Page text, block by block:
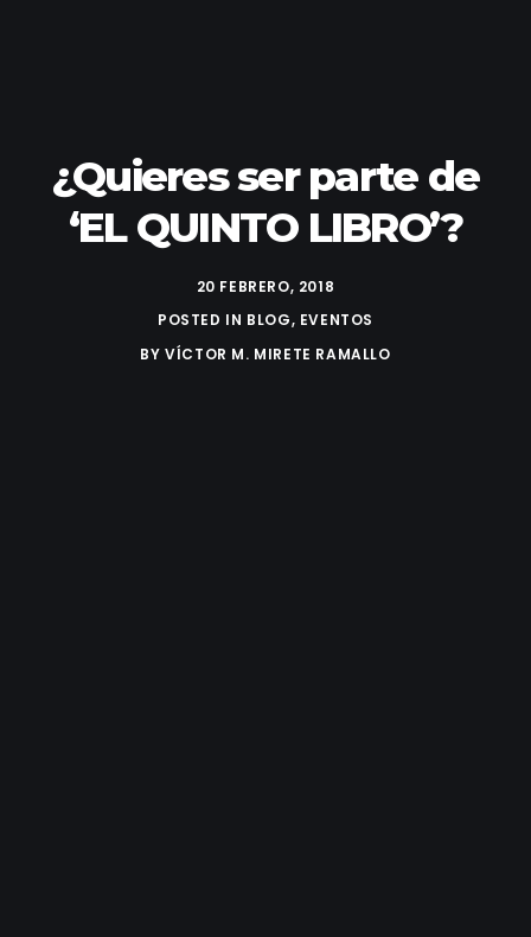
¿Quieres ser parte de
‘EL QUINTO LIBRO’?
20 FEBRERO, 2018
POSTED IN BLOG, EVENTOS
BYVÍCTOR M. MIRETE RAMALLO